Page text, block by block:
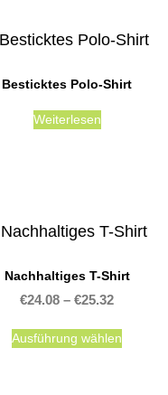
Besticktes Polo-Shirt
Weiterlesen
Nachhaltiges T-Shirt
€24.08 – €25.32
Ausführung wählen